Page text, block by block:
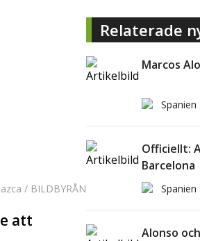
/ BILDBYRÅN
att
Relaterade
Marcos
Spanien
Officiellt:
Barcelona
Spanien
Alonso